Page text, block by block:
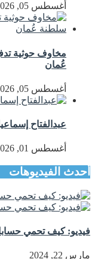
أغسطس 05, 2026
مخاوف حوثية
عُمان
أغسطس 05, 2026
عبدالفتاح
أغسطس 01, 2026
أحدث الفيديوهات
فيديو: كيف تحمي
مارس 22, 2024